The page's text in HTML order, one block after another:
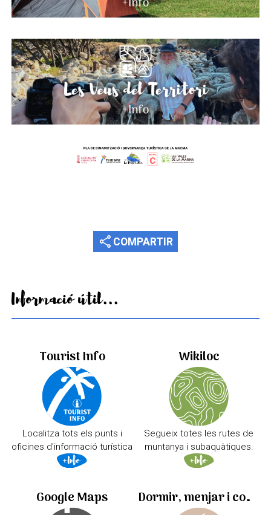
share COMPARTIR
Informació útil...
Tourist Info
Localitza tots els punts i
oficines d'informació turística
Wikiloc
Segueix totes les rutes de
muntanya i subaquàtiques.
Google Maps Dormir, menjar i comprar